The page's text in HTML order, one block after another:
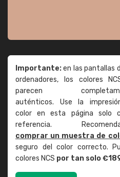
Importante:en las pantallas
ordenadores, los colores
parecen
auténticos. Use la
color en esta página solo
referencia.
comprar un muestra de
seguro del color correcto.
colores NCS por tan solo